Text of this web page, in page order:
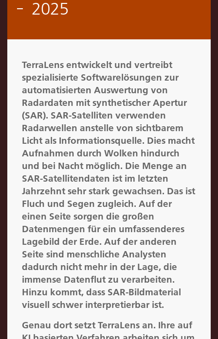
2025
TerraLens entwickelt und vertreibt
spezialisierte Softwarelösungen zur
automatisierten Auswertung von
Radardaten mit synthetischer Apertur
(SAR). SAR-Satelliten verwenden
Radarwellen anstelle von sichtbarem
Licht als Informationsquelle. Dies macht
Aufnahmen durch Wolken hindurch
und bei Nacht möglich. Die Menge an
SAR-Satellitendaten ist im letzten
Jahrzehnt sehr stark gewachsen. Das ist
Fluch und Segen zugleich. Auf der
einen Seite sorgen die großen
Datenmengen für ein umfassenderes
Lagebild der Erde. Auf der anderen
Seite sind menschliche Analysten
dadurch nicht mehr in der Lage, die
immense Datenflut zu verarbeiten.
Hinzu kommt, dass SAR-Bildmaterial
visuell schwer interpretierbar ist.
Genau dort setzt TerraLens an. Ihre auf